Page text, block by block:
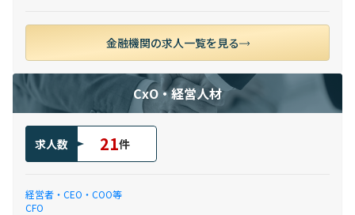
金融機関の求人一覧を見る
CxO・経営人材
求人数 21件
経営者・CEO・COO等
CFO